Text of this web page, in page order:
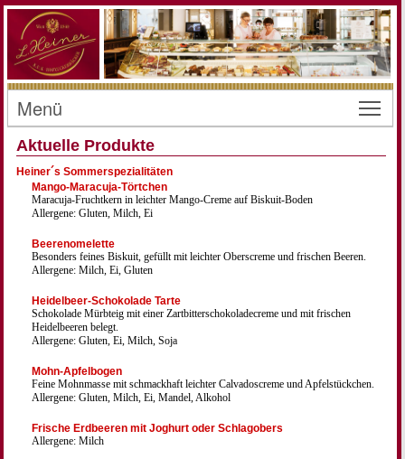
Menü
Aktuelle Produkte
Heiner´s Sommerspezialitäten
Mango-Maracuja-Törtchen
Maracuja-Fruchtkern in leichter Mango-Creme auf Biskuit-Boden
Allergene: Gluten, Milch, Ei
Beerenomelette
Besonders feines Biskuit, gefüllt mit leichter Oberscreme und frischen Beeren.
Allergene: Milch, Ei, Gluten
Heidelbeer-Schokolade Tarte
Schokolade Mürbteig mit einer Zartbitterschokoladecreme und mit frischen
Heidelbeeren belegt.
Allergene: Gluten, Ei, Milch, Soja
Mohn-Apfelbogen
Feine Mohnmasse mit schmackhaft leichter Calvadoscreme und Apfelstückchen.
Allergene: Gluten, Milch, Ei, Mandel, Alkohol
Frische Erdbeeren mit Joghurt oder Schlagobers
Allergene: Milch